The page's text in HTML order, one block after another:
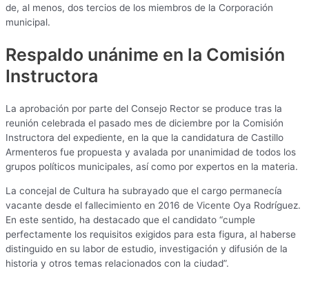
de, al menos, dos tercios de los miembros de la Corporación
municipal.
Respaldo unánime en la Comisión
Instructora
La aprobación por parte del Consejo Rector se produce tras la
reunión celebrada el pasado mes de diciembre por la Comisión
Instructora del expediente, en la que la candidatura de Castillo
Armenteros fue propuesta y avalada por unanimidad de todos los
grupos políticos municipales, así como por expertos en la materia.
La concejal de Cultura ha subrayado que el cargo permanecía
vacante desde el fallecimiento en 2016 de Vicente Oya Rodríguez.
En este sentido, ha destacado que el candidato “cumple
perfectamente los requisitos exigidos para esta figura, al haberse
distinguido en su labor de estudio, investigación y difusión de la
historia y otros temas relacionados con la ciudad”.